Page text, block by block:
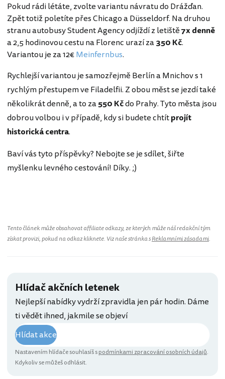
Pokud rádi létáte, zvolte variantu návratu do Drážďan.
Zpět totiž poletíte přes Chicago a Düsseldorf. Na druhou
stranu autobusy Student Agency odjíždí z letiště7x denně
a 2,5 hodinovou cestu na Florenc urazí za350 Kč.
Variantou je za 12€Meinfernbus.
Rychlejší variantou je samozřejmě Berlín a Mnichov s 1
rychlým přestupem ve Filadelfii. Z obou měst se jezdí také
několikrát denně, a to za550 Kčdo Prahy. Tyto města jsou
dobrou volbou i v případě, kdy si budete chtítprojít
historická centra.
Baví vás tyto příspěvky? Nebojte se je sdílet, šiřte
myšlenku levného cestování! Díky. ;)
Tento článek může obsahovat affiliate odkazy, ze kterých může náš redakční tým
získat provizi, pokud na odkaz kliknete. Viz naše stránka sReklamními zásadami.
Hlídač akčních letenek
Nejlepší nabídky vydrží zpravidla jen pár hodin. Dáme
ti vědět ihned, jakmile se objeví
Hlídat akce
Nastavením hlídače souhlasíš spodmínkami zpracování osobních údajů.
Kdykoliv se můžeš odhlásit.